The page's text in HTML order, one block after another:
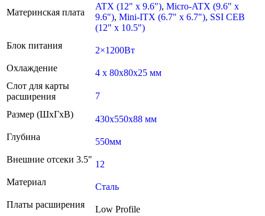
Материнская плата
ATX (12" x 9.6"), Micro-ATX (9.6" x
9.6"), Mini-ITX (6.7" x 6.7"), SSI CEB
(12" x 10.5")
Блок питания
2×1200Вт
Охлаждение
4 x 80x80x25 мм
Слот для карты
расширения
7
Размер (ШxГxВ)
430x550x88 мм
Глубина
550мм
Внешние отсеки 3.5" 12
Материал
Сталь
Платы расширения
Low Profile